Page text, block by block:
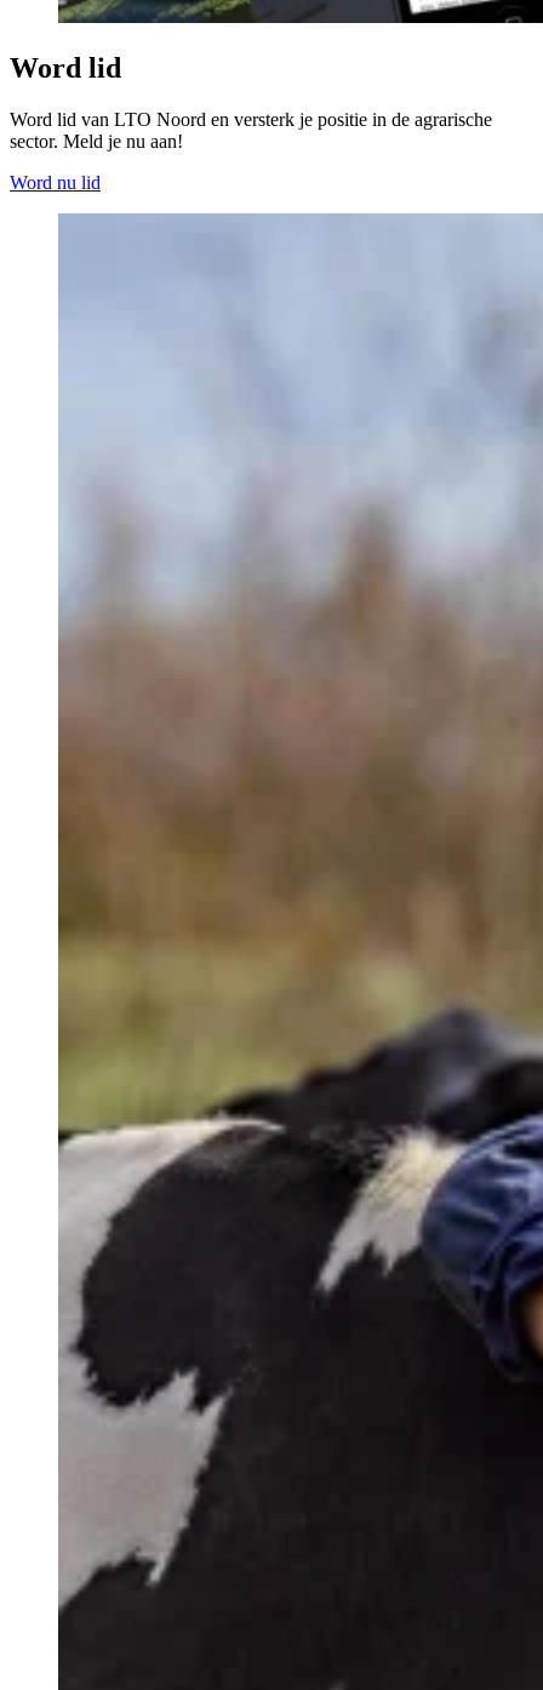
Word lid
Word lid van LTO Noord en versterk je positie in de agrarische
sector. Meld je nu aan!
Word nu lid